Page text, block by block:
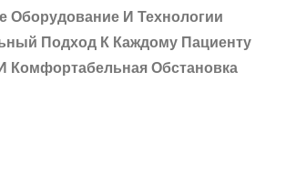
Оборудование И Технологии
Подход К Каждому Пациенту
Комфортабельная Обстановка